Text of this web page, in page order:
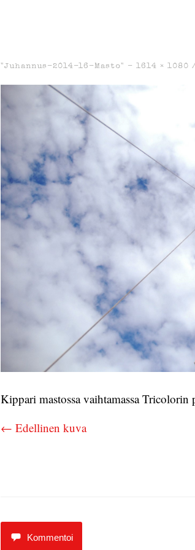
"Juhannus-2014-16-Masto" - 1614 × 1080
Kippari mastossa vaihtamassa Tricolorin
← Edellinen kuva
Kommentoi